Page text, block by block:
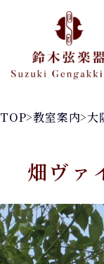
TOP>教室案内>大
畑ヴァ